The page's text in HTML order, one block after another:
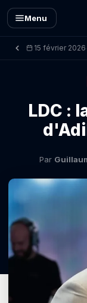
Menu
15 février 2026·
LDC :
Par